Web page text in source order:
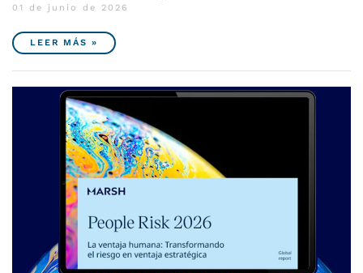
01 de junio de 2026
LEER MÁS »